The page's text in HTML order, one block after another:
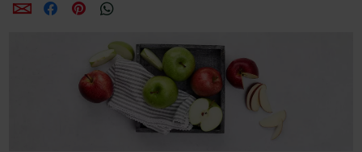
ZdieľaťZdieľaťZdieľať